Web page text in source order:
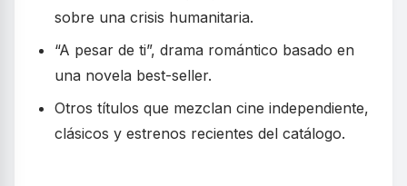
sobre una crisis humanitaria.
“A pesar de ti”, drama romántico basado en
una novela best-seller.
Otros títulos que mezclan cine independiente,
clásicos y estrenos recientes del catálogo.